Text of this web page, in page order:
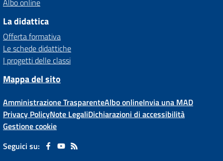
Albo online
La didattica
Offerta formativa
Le schede didattiche
I progetti delle classi
Mappa del sito
Amministrazione TrasparenteAlbo onlineInvia una MAD
Privacy PolicyNote LegaliDichiarazioni di accessibilità
Gestione cookie
Seguici su: